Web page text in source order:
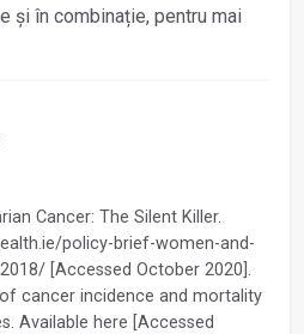
și în combinație, pentru mai
Cancer: The Silent Killer.
policy-brief-women-and-
[Accessed October 2020].
cancer incidence and mortality
Available here [Accessed